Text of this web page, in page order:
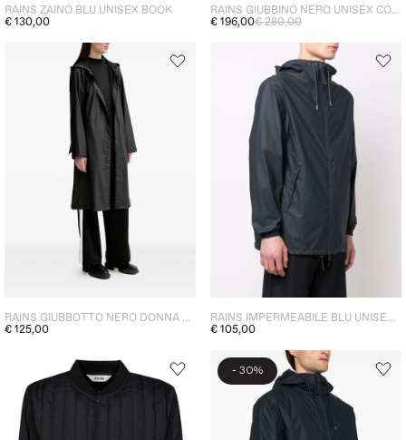
RAINS ZAINO BLU UNISEX BOOK
€ 130,00
RAINS GIUBBINO NERO UNISEX CON CAPPUCCIO
€ 196,00€ 280,00
RAINS GIUBBOTTO NERO DONNA CON CAPPUCCIO E CINTURA
€ 125,00
RAINS IMPERMEABILE BLU UNISEX CON CAPPUCCIO
€ 105,00
- 30%